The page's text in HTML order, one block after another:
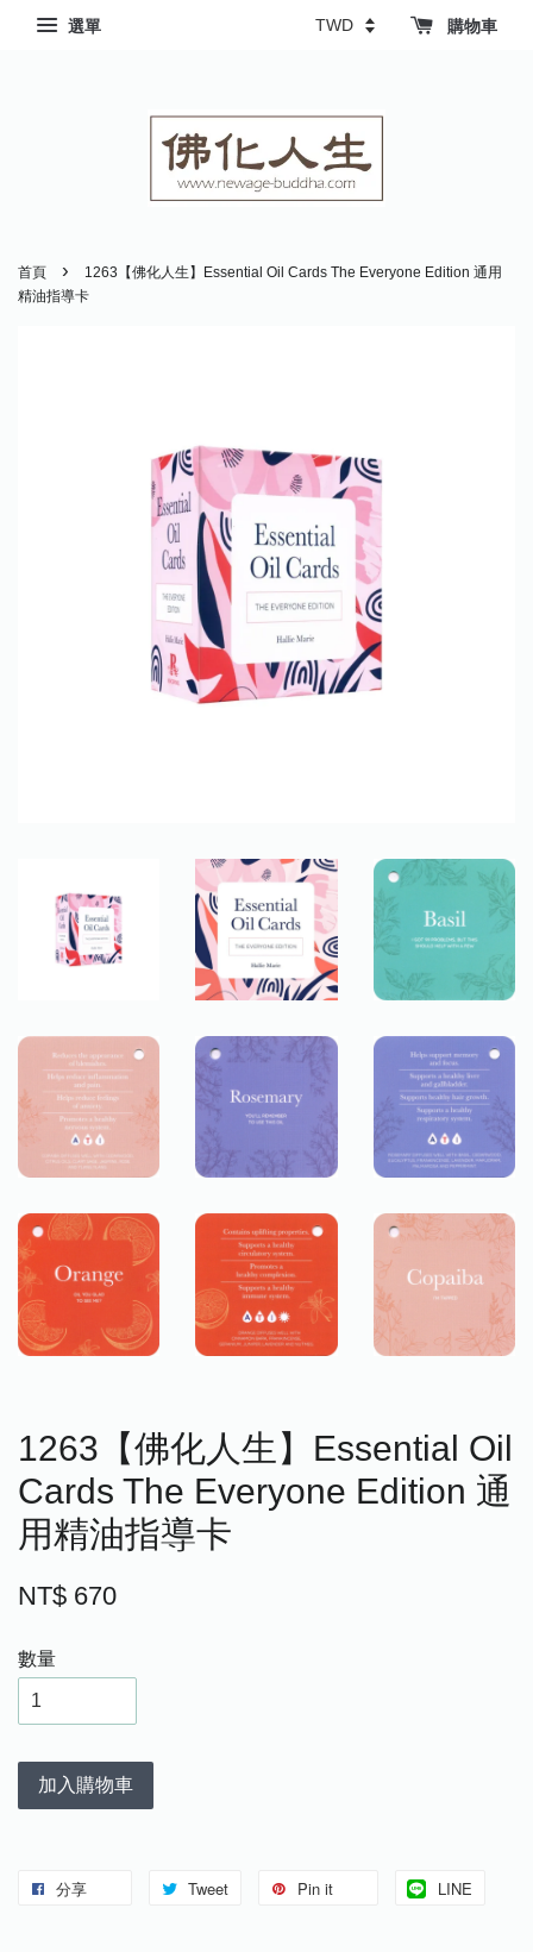
選單 購物車
首頁 ›
1263【佛化人生】Essential Oil Cards The Everyone Edition 通用
精油指導卡
1263【佛化人生】Essential Oil
Cards The Everyone Edition 通
用精油指導卡
NT$ 670
數量
加入購物車
分享 Tweet Pin it LINE